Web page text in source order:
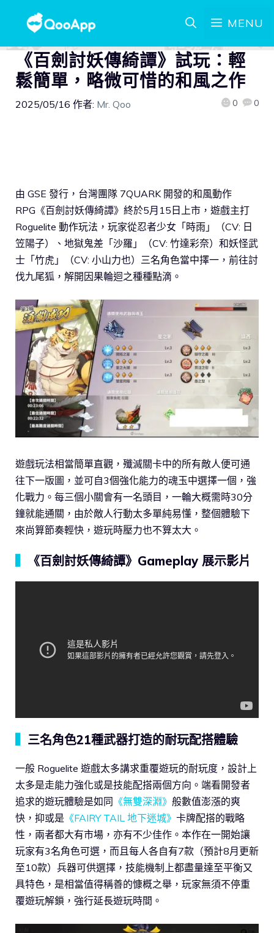
MENU
《百劍討妖傳綺譚》試玩：輕
鬆簡單，略微可惜的和風之作
2025/05/16 作者: Mr. Qoo 0 0
由 GSE 發行，台灣團隊 7QUARK 開發的和風動作
RPG《百劍討妖傳綺譚》終於5月15日上市，遊戲主打
Roguelite 動作玩法，玩家從忍者少女「時雨」（CV: 日
笠陽子）、地獄鬼差「沙羅」（CV: 竹達彩奈）和妖怪武
士「竹虎」（CV: 小山力也）三名角色當中擇一，前往討
伐九尾狐，解開因果輪迴之種種點滴。
遊戲玩法相當簡單直觀，殲滅關卡中的所有敵人便可通
往下一版圖，並可自3個強化能力的魂玉中選擇一個，強
化戰力。每三個小關會有一名頭目，一輪大概需時30分
鐘就能通關，由於敵人行動太多單純易懂，整個體驗下
來尚算節奏輕快，遊玩時壓力也不算太大。
《百劍討妖傳綺譚》Gameplay 展示影片
三名角色21種武器打造的耐玩配搭體驗
一般 Roguelite 遊戲太多講求重覆遊玩的耐玩度，設計上
太多是走能力強化或是技能配搭兩個方向。端看開發者
追求的遊玩體驗是如同 《無雙深淵》 般數值澎漲的爽
快，抑或是 《FAIRY TAIL 地下迷城》 卡牌配搭的戰略
性，兩者都大有市場，亦有不少佳作。本作在一開始讓
玩家有3名角色可選，而且每人各自有7款（預計8月更新
至10款）兵器可供選擇，技能機制上都盡量達至平衡又
具特色，是相當值得稱善的慷概之舉，玩家無須不停重
覆遊玩解鎖，強行延長遊玩時間。